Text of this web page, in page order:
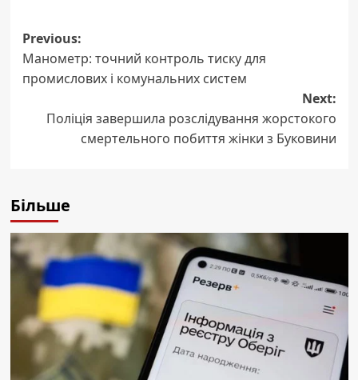
Post
navigation
Previous:
Манометр: точний контроль тиску для
промислових і комунальних систем
Next:
Поліція завершила розслідування жорстокого
смертельного побиття жінки з Буковини
Більше